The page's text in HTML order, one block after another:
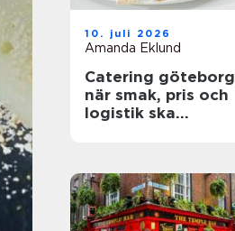
10. juli 2026
Amanda Eklund
Catering göteborg
när smak, pris och
logistik ska